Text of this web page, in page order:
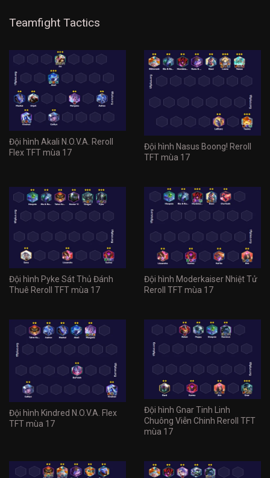
Teamfight Tactics
Đội hình Akali N.O.V.A. Reroll
Flex TFT mùa 17
Đội hình Nasus Boong! Reroll
TFT mùa 17
Đội hình Pyke Sát Thủ Đánh
Thuê Reroll TFT mùa 17
Đội hình Moderkaiser Nhiệt Tử
Reroll TFT mùa 17
Đội hình Kindred N.O.V.A. Flex
TFT mùa 17
Đội hình Gnar Tinh Linh
Chuông Viễn Chinh Reroll TFT
mùa 17